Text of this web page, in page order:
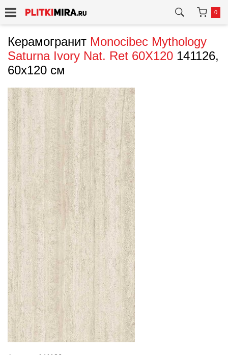
0
Керамогранит Monocibec Mythology
Saturna Ivory Nat. Ret 60X120 141126,
60x120 см